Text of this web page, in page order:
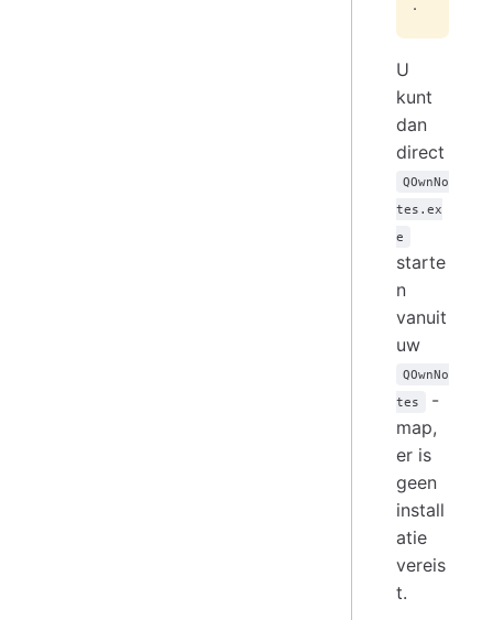
.
U
kunt
dan
direct
QOwnNo
tes.ex
e
starte
n
vanuit
uw
QOwnNo
tes
-
map,
er is
geen
install
atie
vereis
t.